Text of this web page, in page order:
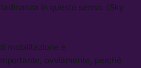
in questo senso. (Sky
mobilitazione è
ovviamente, perché